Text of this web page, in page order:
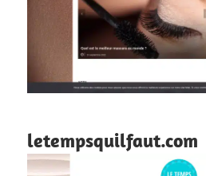
letempsquilfaut.com